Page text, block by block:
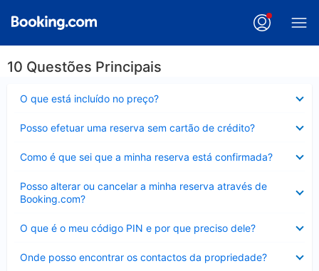
10 Questões Principais
O que está incluído no preço?
fechado
Posso efetuar uma reserva sem cartão de crédito?
fechado
Como é que sei que a minha reserva está confirmada?
fechado
Posso alterar ou cancelar a minha reserva através de
Booking.com?
fechado
O que é o meu código PIN e por que preciso dele?
fechado
Onde posso encontrar os contactos da propriedade?
fechado